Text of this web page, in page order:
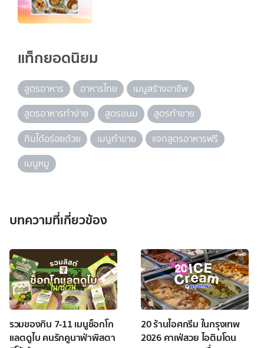
แท็กยอดนิยม
สูตรอาหาร อาหารไทย
เมนูสร้างอาชีพ
สูตรอาหารทำง่าย
สูตรขนม
สูตรทำขาย
กินได้อร่อยด้วย
เมนูทำขาย
แจกสูตรอาหารฟรี
เมนูหมู
บทความที่เกี่ยวข้อง
รวมของกิน 7-11 เมนูช็อกโก
แลตดูไบ คนรักคูนาฟ่าพิสตา
20 ร้านไอศกรีม ในกรุงเทพ
2026 คาเฟ่สวย ไอติมโดน